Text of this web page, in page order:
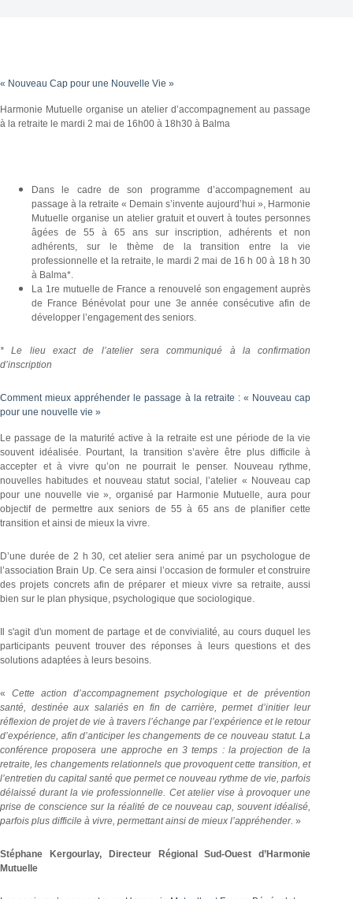
« Nouveau Cap pour une Nouvelle Vie »
Harmonie Mutuelle organise un atelier d’accompagnement au passage
à la retraite le mardi 2 mai de 16h00 à 18h30 à Balma
Dans le cadre de son programme d’accompagnement au
passage à la retraite « Demain s’invente aujourd’hui », Harmonie
Mutuelle organise un atelier gratuit et ouvert à toutes personnes
âgées de 55 à 65 ans sur inscription, adhérents et non
adhérents, sur le thème de la transition entre la vie
professionnelle et la retraite, le mardi 2 mai de 16 h 00 à 18 h 30
à Balma*.
La 1re mutuelle de France a renouvelé son engagement auprès
de France Bénévolat pour une 3e année consécutive afin de
développer l’engagement des seniors.
* Le lieu exact de l’atelier sera communiqué à la confirmation
d’inscription
Comment mieux appréhender le passage à la retraite : « Nouveau cap
pour une nouvelle vie »
Le passage de la maturité active à la retraite est une période de la vie
souvent idéalisée. Pourtant, la transition s’avère être plus difficile à
accepter et à vivre qu’on ne pourrait le penser. Nouveau rythme,
nouvelles habitudes et nouveau statut social, l’atelier « Nouveau cap
pour une nouvelle vie », organisé par Harmonie Mutuelle, aura pour
objectif de permettre aux seniors de 55 à 65 ans de planifier cette
transition et ainsi de mieux la vivre.
D’une durée de 2 h 30, cet atelier sera animé par un psychologue de
l’association Brain Up. Ce sera ainsi l’occasion de formuler et construire
des projets concrets afin de préparer et mieux vivre sa retraite, aussi
bien sur le plan physique, psychologique que sociologique.
Il s'agit d'un moment de partage et de convivialité, au cours duquel les
participants peuvent trouver des réponses à leurs questions et des
solutions adaptées à leurs besoins.
« Cette action d’accompagnement psychologique et de prévention
santé, destinée aux salariés en fin de carrière, permet d’initier leur
réflexion de projet de vie à travers l’échange par l’expérience et le retour
d’expérience, afin d’anticiper les changements de ce nouveau statut. La
conférence proposera une approche en 3 temps : la projection de la
retraite, les changements relationnels que provoquent cette transition, et
l’entretien du capital santé que permet ce nouveau rythme de vie, parfois
délaissé durant la vie professionnelle. Cet atelier vise à provoquer une
prise de conscience sur la réalité de ce nouveau cap, souvent idéalisé,
parfois plus difficile à vivre, permettant ainsi de mieux l’appréhender. »
Stéphane Kergourlay, Directeur Régional Sud-Ouest d’Harmonie
Mutuelle